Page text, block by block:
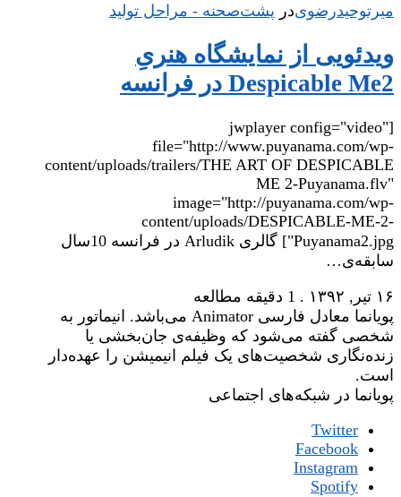
میر‌توحیدرضویدر پشت‌صحنه - مراحل تولید
ویدئویی از نمایشگاه هنریِ
Despicable Me2 در فرانسه
[jwplayer config="video"
file="http://www.puyanama.com/wp-
content/uploads/trailers/THE ART OF DESPICABLE
ME 2-Puyanama.flv"
image="http://puyanama.com/wp-
content/uploads/DESPICABLE-ME-2-
Puyanama2.jpg"] گالری Arludik در فرانسه 10سال
سابقه‌ی…
۱۶ تیر, ۱۳۹۲
. 1 دقیقه مطالعه
پویانما معادل فارسی Animator می‌باشد. انیماتور به
شخصی گفته می‌شود که وظیفه‌ی جان‌بخشی یا
زنده‌نگاری شخصیت‌های یک فیلم انیمیشن را عهده‌دار
است.
پویانما در شبکه‌های اجتماعی
Twitter
Facebook
Instagram
Spotify